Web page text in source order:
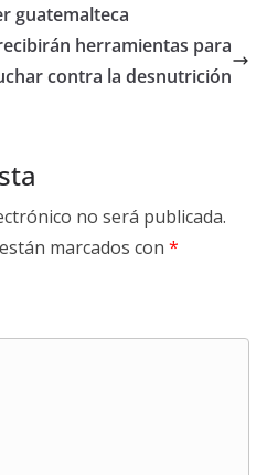
guatemalteca
herramientas para
contra la desnutrición
no será publicada.
marcados con *